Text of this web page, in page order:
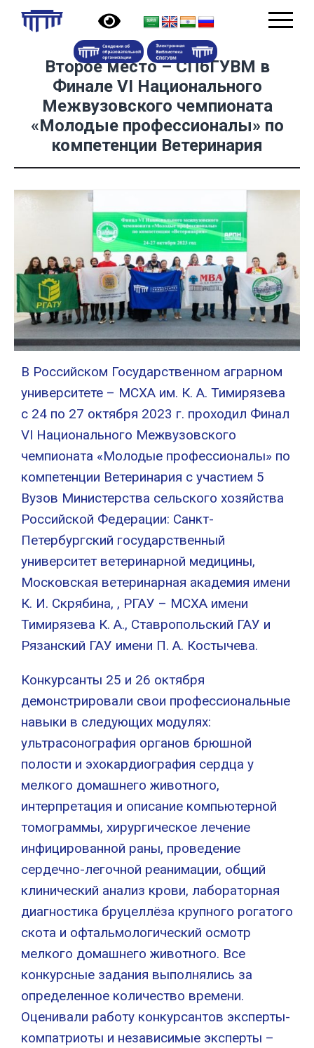
Второе место – СПбГУВМ в
Финале VI Национального
Межвузовского чемпионата
«Молодые профессионалы» по
компетенции Ветеринария
В Российском Государственном аграрном
университете – МСХА им. К. А. Тимирязева
с 24 по 27 октября 2023 г. проходил Финал
VI Национального Межвузовского
чемпионата «Молодые профессионалы» по
компетенции Ветеринария с участием 5
Вузов Министерства cельского хозяйства
Российской Федерации: Санкт-
Петербургский государственный
университет ветеринарной медицины,
Московская ветеринарная академия имени
К. И. Скрябина, , РГАУ – МСХА имени
Тимирязева К. А., Ставропольский ГАУ и
Рязанский ГАУ имени П. А. Костычева.
Конкурсанты 25 и 26 октября
демонстрировали свои профессиональные
навыки в следующих модулях:
ультрасонография органов брюшной
полости и эхокардиография сердца у
мелкого домашнего животного,
интерпретация и описание компьютерной
томограммы, хирургическое лечение
инфицированной раны, проведение
сердечно-легочной реанимации, общий
клинический анализ крови, лабораторная
диагностика бруцеллёза крупного рогатого
скота и офтальмологический осмотр
мелкого домашнего животного. Все
конкурсные задания выполнялись за
определенное количество времени.
Оценивали работу конкурсантов эксперты-
компатриоты и независимые эксперты –